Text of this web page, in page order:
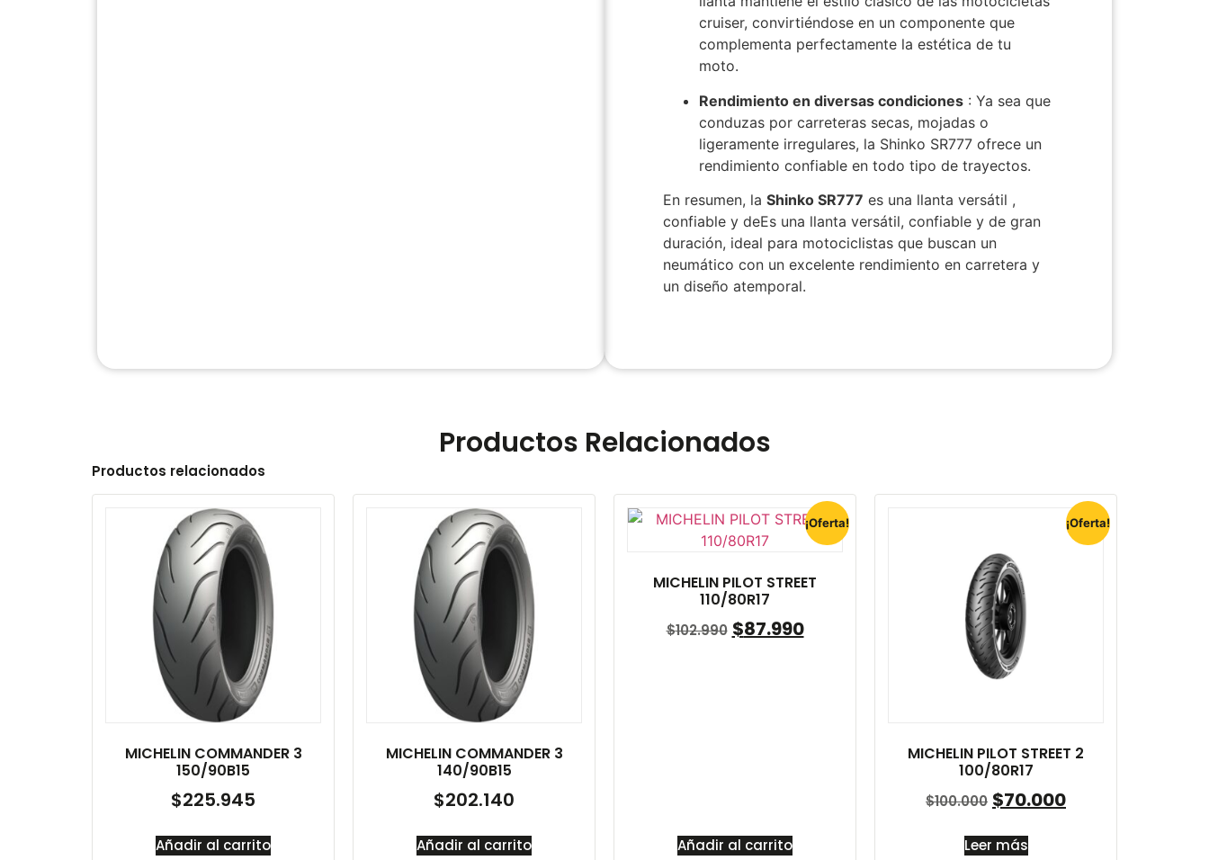
cruiser, convirtiéndose en un componente que
complementa perfectamente la estética de tu
moto.
Rendimiento en diversas condiciones : Ya sea que
conduzas por carreteras secas, mojadas o
ligeramente irregulares, la Shinko SR777 ofrece un
rendimiento confiable en todo tipo de trayectos.
En resumen, laShinko SR777 es una llantaversátil ,
confiableydeEs una llanta versátil, confiable y de gran
duración, ideal para motociclistas que buscan un
neumático con un excelente rendimiento en carretera y
un diseño atemporal.
Productos Relacionados
Productos relacionados
MICHELIN COMMANDER 3
150/90B15
$225.945
Añadir al carrito
MICHELIN COMMANDER 3
140/90B15
$202.140
Añadir al carrito
¡Oferta!
MICHELIN PILOT STREET
110/80R17
$102.990 $87.990
Añadir al carrito
¡Oferta!
MICHELIN PILOT STREET 2
100/80R17
$100.000 $70.000
Leer más